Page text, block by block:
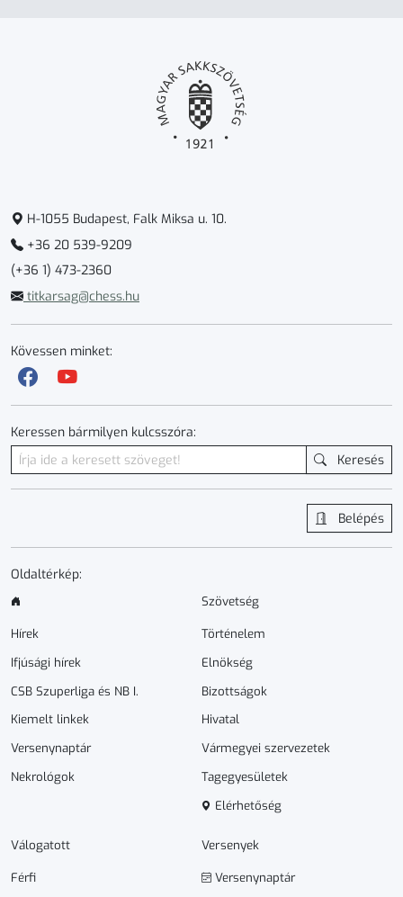
H-1055 Budapest, Falk Miksa u. 10.
+36 20 539-9209
(+36 1) 473-2360
titkarsag@chess.hu
Kövessen minket:
Keressen bármilyen kulcsszóra:
Keresés
Belépés
Oldaltérkép:
Hírek
Ifjúsági hírek
CSB Szuperliga és NB I.
Kiemelt linkek
Versenynaptár
Nekrológok
Szövetség
Történelem
Elnökség
Bizottságok
Hivatal
Vármegyei szervezetek
Tagegyesületek
Elérhetőség
Válogatott
Férfi
Versenyek
Versenynaptár